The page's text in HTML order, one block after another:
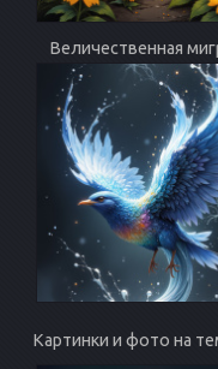
Величественная
Картинки и фото на